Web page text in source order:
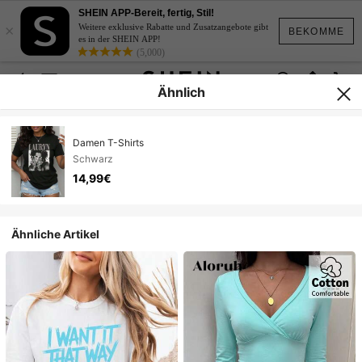
BEKOMME
×
SHEIN APP-Bereit, fertig, Stil!
Weitere exklusive Rabatte und Zusatzangebote gibt
es in der SHEIN APP!
(5,000)
Ähnlich
Damen T-Shirts
Schwarz
14,99€
Ähnliche Artikel